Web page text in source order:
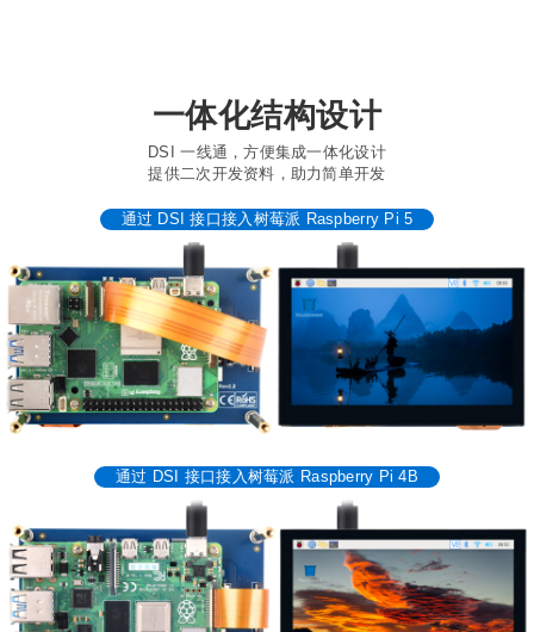
一体化结构设计
DSI 一线通，方便集成一体化设计
提供二次开发资料，助力简单开发
通过 DSI 接口接入树莓派 Raspberry Pi 5
通过 DSI 接口接入树莓派 Raspberry Pi 4B